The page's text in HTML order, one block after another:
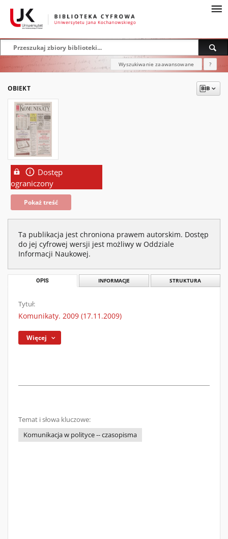
Wyszukiwanie zaawansowane ?
OBIEKT
Dostęp
ograniczony
Pokaż treść
Ta publikacja jest chroniona prawem autorskim. Dostęp
do jej cyfrowej wersji jest możliwy w Oddziale
Informacji Naukowej.
OPIS INFORMACJE STRUKTURA
Tytuł:
Komunikaty. 2009 (17.11.2009)
Więcej
Temat i słowa kluczowe:
Komunikacja w polityce -- czasopisma